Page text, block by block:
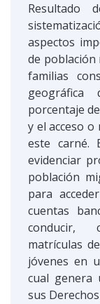
Resultado
aspectos
de población
familias
porcentaje
y el acceso
este carné.
evidenciar
población
para
cuentas
conducir,
matrículas
jóvenes en
cual genera
sus